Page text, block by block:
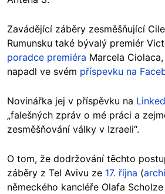
Zavádějící záběry zesměšňující
Rumunsku také bývalý premiér
poradce premiéra Marcela
napadl ve svém příspevku na
Novinářka jej v příspěvku na
„falešných zpráv o mé práci a
zesměšňování války v Izraeli“.
O tom, že dodržování těchto
záběry z Tel Avivu ze 17. října (
německého kancléře Olafa